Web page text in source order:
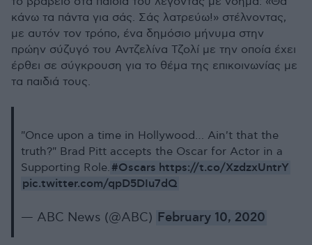
κάνω τα πάντα για σάς. Σάς λατρεύω!» στέλνοντας,
με αυτόν τον τρόπο, ένα δημόσιο μήνυμα στην
πρώην σύζυγό του Αντζελίνα Τζολί με την οποία έχει
έρθει σε σύγκρουση για το θέμα της επικοινωνίας με
τα παιδιά τους.
"Once upon a time in Hollywood… Ain't that the
truth?" Brad Pitt accepts the Oscar for Actor in a
Supporting Role. #Oscars https://t.co/XzdzxUntrY
pic.twitter.com/qpD5DIu7dQ
— ABC News (@ABC) February 10, 2020